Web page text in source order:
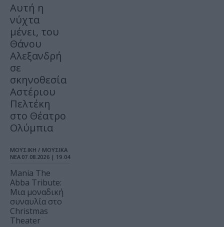
Αυτή η
νύχτα
μένει, του
Θάνου
Αλεξανδρή
σε
σκηνοθεσία
Αστέριου
Πελτέκη
στο Θέατρο
Ολύμπια
ΜΟΥΣΙΚΗ / ΜΟΥΣΙΚΑ
ΝΕΑ 07.08.2026 | 19.04
Mania The
Abba Tribute:
Μια μοναδική
συναυλία στο
Christmas
Theater